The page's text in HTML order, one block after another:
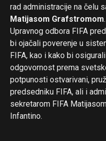
rad administracije na čelu
Matijasom Grafstromom
Upravnog odbora FIFA
bi ojačali poverenje u
FIFA, kao i kako bi
odgovornost prema
potpunosti ostvarivani,
predsedniku FIFA, ali i
sekretarom FIFA
Infantino.